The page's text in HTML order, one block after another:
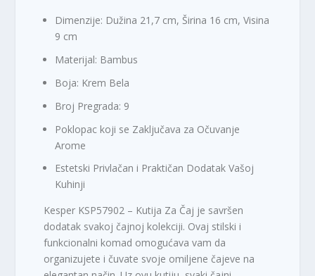
Dimenzije: Dužina 21,7 cm, Širina 16 cm, Visina
9 cm
Materijal: Bambus
Boja: Krem Bela
Broj Pregrada: 9
Poklopac koji se Zaključava za Očuvanje
Arome
Estetski Privlačan i Praktičan Dodatak Vašoj
Kuhinji
Kesper KSP57902 – Kutija Za Čaj je savršen
dodatak svakoj čajnoj kolekciji. Ovaj stilski i
funkcionalni komad omogućava vam da
organizujete i čuvate svoje omiljene čajeve na